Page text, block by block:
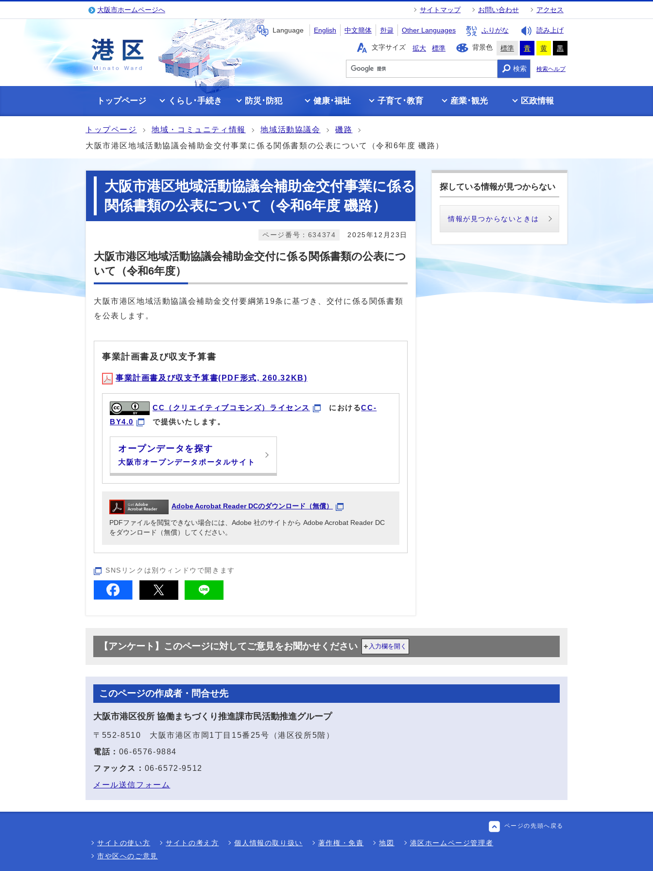
大阪市ホームページへ サイトマップ お問い合わせ アクセス
Language English 中文簡体 한글 Other Languages ふりがな 読み上げ
文字サイズ 拡大 標準 背景色 標準 青 黄 黒
検索 検索ヘルプ
トップページ くらし･手続き 防災･防犯 健康･福祉 子育て･教育 産業･観光 区政情報
トップページ 地域・コミュニティ情報 地域活動協議会
磯路
大阪市港区地域活動協議会補助金交付事業に係る関係書類の公表について（令和6年度 磯路）
大阪市港区地域活動協議会補助金交付事業に係る
関係書類の公表について（令和6年度 磯路）
2025年12月23日
ページ番号：634374
大阪市港区地域活動協議会補助金交付に係る関係書類の公表につ
いて（令和6年度）
大阪市港区地域活動協議会補助金交付要綱第19条に基づき、交付に係る関係書類
を公表します。
事業計画書及び収支予算書
事業計画書及び収支予算書(PDF形式, 260.32KB)
CC（クリエイティブコモンズ）ライセンス におけるCC-
BY4.0
で提供いたします。
オープンデータを探す
大阪市オープンデータポータルサイト
Adobe Acrobat Reader DCのダウンロード（無償）
PDFファイルを閲覧できない場合には、Adobe 社のサイトから Adobe Acrobat Reader DC
をダウンロード（無償）してください。
SNSリンクは別ウィンドウで開きます
探している情報が見つからない
情報が見つからないときは
【アンケート】このページに対してご意見をお聞かせください 入力欄を開く
このページの作成者・問合せ先
大阪市港区役所 協働まちづくり推進課市民活動推進グループ
〒552-8510 大阪市港区市岡1丁目15番25号（港区役所5階）
電話： 06-6576-9884
ファックス： 06-6572-9512
メール送信フォーム
ページの先頭へ戻る
サイトの使い方 サイトの考え方 個人情報の取り扱い 著作権・免責 地図
港区ホームページ管理者
市や区へのご意見